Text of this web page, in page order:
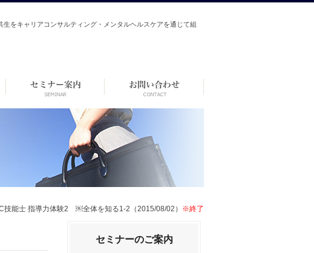
をキャリアコンサルティング・メンタルヘルスケアを通じて組
技能士 指導力体験2 ￼全体を知る1-2（2015/08/02） ※終了
セミナーのご案内